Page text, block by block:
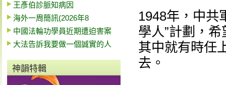
王彥伯診脈知病因
海外一周簡訊(2026年8
中國法輪功學員近期遭迫害案
大法告訴我要做一個誠實的人
神韻特輯
1948年，中共
學人”計劃，
其中就有時任
去。